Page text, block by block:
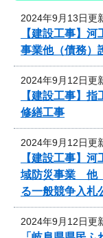
2024年9月13日更
【建設工事】
事業他（債務）
2024年9月12日更
【建設工事】
修繕工事
2024年9月12日更
【建設工事】
域防災事業 他
る一般競争入札
2024年9月12日更